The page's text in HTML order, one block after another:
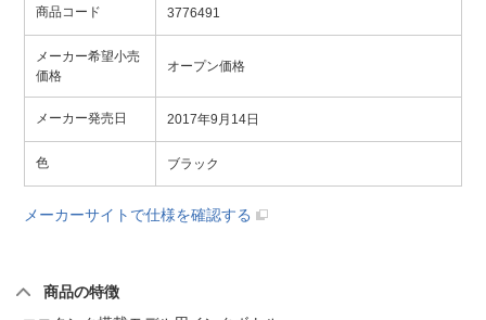
商品コード 3776491
メーカー希望小売
価格
オープン価格
メーカー発売日 2017年9月14日
色 ブラック
メーカーサイトで仕様を確認する
商品の特徴